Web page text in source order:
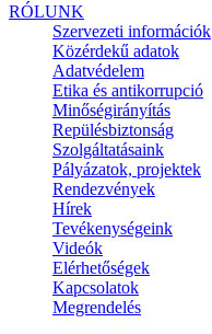
RÓLUNK
Szervezeti információk
Közérdekű adatok
Adatvédelem
Etika és antikorrupció
Minőségirányítás
Repülésbiztonság
Szolgáltatásaink
Pályázatok, projektek
Rendezvények
Hírek
Tevékenységeink
Videók
Elérhetőségek
Kapcsolatok
Megrendelés